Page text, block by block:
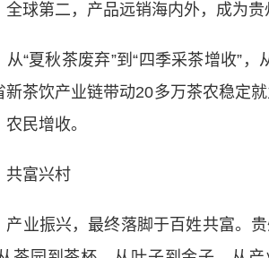
全球第二，产品远销海内外，成为
夏秋茶废弃”到“四季采茶增收”，
新茶饮产业链带动20多万茶农稳定
农民增收。
富兴村
振兴，最终落脚于百姓共富。贵